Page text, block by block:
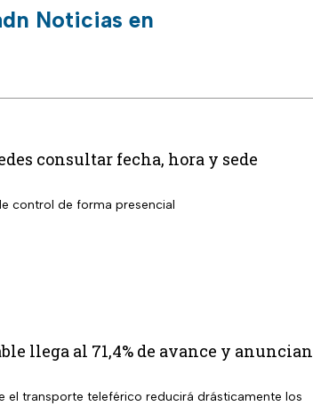
Noticias en
consultar fecha, hora y sede
control de forma presencial
llega al 71,4% de avance y anuncian
el transporte teleférico reducirá drásticamente los